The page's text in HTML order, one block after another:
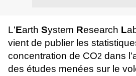
L'Earth System Research L
vient de publier les
concentration de CO2 dans
des études menées sur le